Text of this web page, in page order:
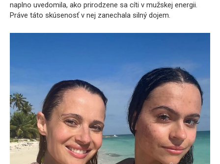
naplno uvedomila, ako prirodzene sa cíti v mužskej energii.
Práve táto skúsenosť v nej zanechala silný dojem.